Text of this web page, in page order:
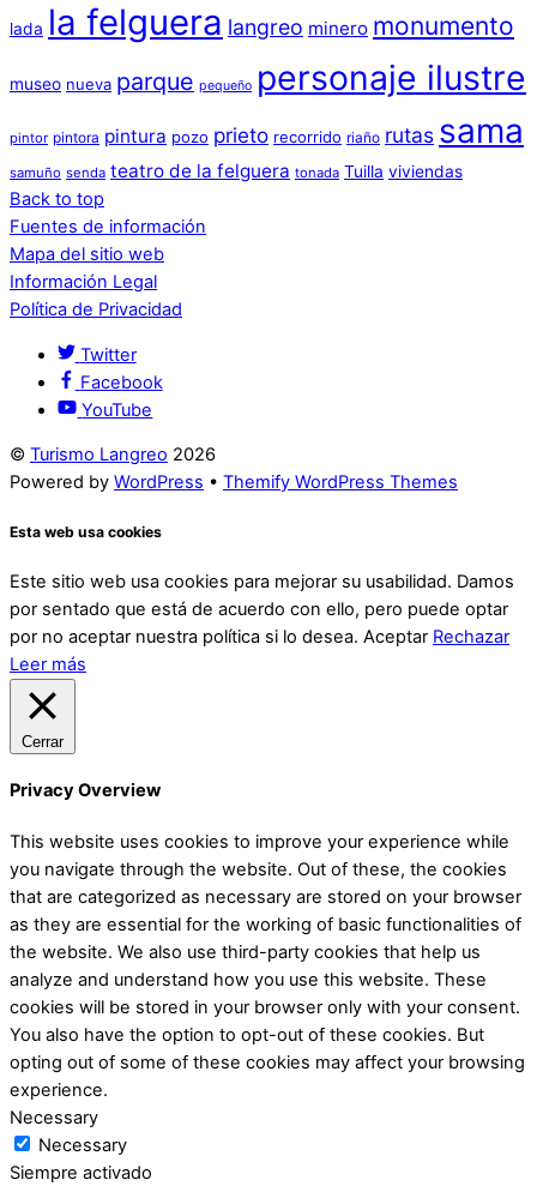
lada la felguera langreo minero monumento
museo nueva parque pequeño personaje ilustre
pintor pintora pintura pozo prieto recorrido riaño rutas sama
samuño senda teatro de la felguera tonada Tuilla viviendas
Back to top
Fuentes de información
Mapa del sitio web
Información Legal
Política de Privacidad
Twitter
Facebook
YouTube
© Turismo Langreo 2026
Powered by WordPress • Themify WordPress Themes
Esta web usa cookies
Este sitio web usa cookies para mejorar su usabilidad. Damos
por sentado que está de acuerdo con ello, pero puede optar
por no aceptar nuestra política si lo desea. Aceptar Rechazar
Leer más
Cerrar
Privacy Overview
This website uses cookies to improve your experience while
you navigate through the website. Out of these, the cookies
that are categorized as necessary are stored on your browser
as they are essential for the working of basic functionalities of
the website. We also use third-party cookies that help us
analyze and understand how you use this website. These
cookies will be stored in your browser only with your consent.
You also have the option to opt-out of these cookies. But
opting out of some of these cookies may affect your browsing
experience.
Necessary
Necessary
Siempre activado